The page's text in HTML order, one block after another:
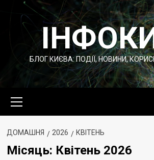
Перейти
БЛОГ КИЄВА: ПОДІЇ, НОВИНИ,
меню
ДОМАШНЯ 2026 КВІТЕНЬ
Місяць: Квітень 2026